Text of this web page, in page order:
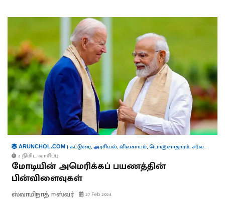
ARUNCHOL.COM | கட்டுரை,அரசியல்,விவசாயம்,பொருளாதாரம், சர்வதேசம்
2 நிமிட வாசிப்பு
மோடியின் அமெரிக்கப் பயணத்தின்
பின்விளைவுகள்
ஸ்வாமிநாத் ஈஸ்வர் 27 Feb 2024